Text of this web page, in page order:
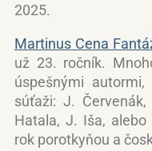
2025.
Martinus Cena
už 23. ročník.
úspešnými
súťaži: J.
Hatala, J. Iša,
rok porotkyňou a